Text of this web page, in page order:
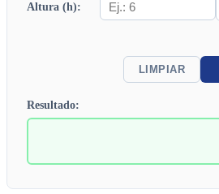
Altura (h):
LIMPIAR
Resultado: